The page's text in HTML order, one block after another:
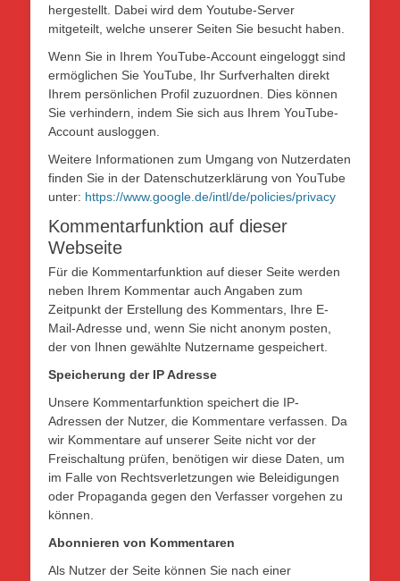
hergestellt. Dabei wird dem Youtube-Server
mitgeteilt, welche unserer Seiten Sie besucht haben.
Wenn Sie in Ihrem YouTube-Account eingeloggt sind
ermöglichen Sie YouTube, Ihr Surfverhalten direkt
Ihrem persönlichen Profil zuzuordnen. Dies können
Sie verhindern, indem Sie sich aus Ihrem YouTube-
Account ausloggen.
Weitere Informationen zum Umgang von Nutzerdaten
finden Sie in der Datenschutzerklärung von YouTube
unter: https://www.google.de/intl/de/policies/privacy
Kommentarfunktion auf dieser
Webseite
Für die Kommentarfunktion auf dieser Seite werden
neben Ihrem Kommentar auch Angaben zum
Zeitpunkt der Erstellung des Kommentars, Ihre E-
Mail-Adresse und, wenn Sie nicht anonym posten,
der von Ihnen gewählte Nutzername gespeichert.
Speicherung der IP Adresse
Unsere Kommentarfunktion speichert die IP-
Adressen der Nutzer, die Kommentare verfassen. Da
wir Kommentare auf unserer Seite nicht vor der
Freischaltung prüfen, benötigen wir diese Daten, um
im Falle von Rechtsverletzungen wie Beleidigungen
oder Propaganda gegen den Verfasser vorgehen zu
können.
Abonnieren von Kommentaren
Als Nutzer der Seite können Sie nach einer